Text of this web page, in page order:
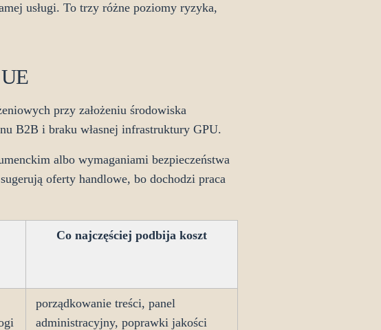
usługi. To trzy różne poziomy ryzyka,
przy założeniu środowiska
B2B i braku własnej infrastruktury GPU.
albo wymaganiami bezpieczeństwa
oferty handlowe, bo dochodzi praca
Co najczęściej podbija koszt
porządkowanie treści, panel
administracyjny, poprawki jakości